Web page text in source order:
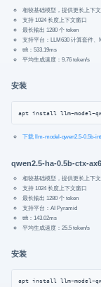
相较基础模型，提供更长上下
支持 1024 长度上下文窗口
最长输出 1280 个 token
支持平台：LLM630 计算套件、
ttft：533.19ms
平均生成速度：9.76 token/s
安装
apt install llm-model-
下载 llm-model-qwen2.5-0.5b-
qwen2.5-ha-0.5b-ctx-
相较基础模型，提供更长上下
支持 1024 长度上下文窗口
最长输出 1280 个 token
支持平台：AI Pyramid
ttft：143.02ms
平均生成速度：25.5 token/s
安装
apt install llm-model-